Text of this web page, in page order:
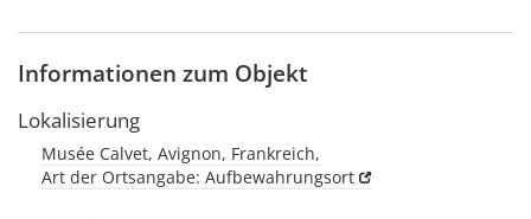
Informationen zum Objekt
Lokalisierung
Musée Calvet, Avignon, Frankreich,
Art der Ortsangabe: Aufbewahrungsort